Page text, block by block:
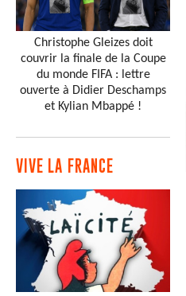
Christophe Gleizes doit
couvrir la finale de la Coupe
du monde FIFA : lettre
ouverte à Didier Deschamps
et Kylian Mbappé !
VIVE LA FRANCE